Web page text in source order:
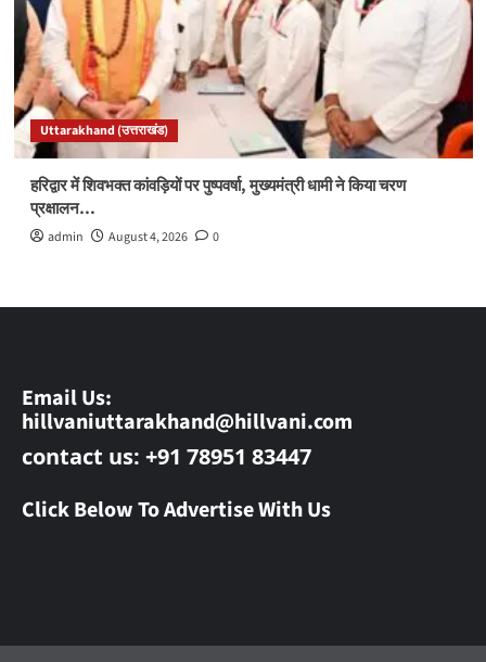
Uttarakhand (उत्तराखंड)
हरिद्वार में शिवभक्त कांवड़ियों पर पुष्पवर्षा, मुख्यमंत्री धामी ने किया चरण
प्रक्षालन…
admin August 4, 2026 0
Email Us:
hillvaniuttarakhand@hillvani.com
contact us: +91 78951 83447
Click Below To Advertise With Us